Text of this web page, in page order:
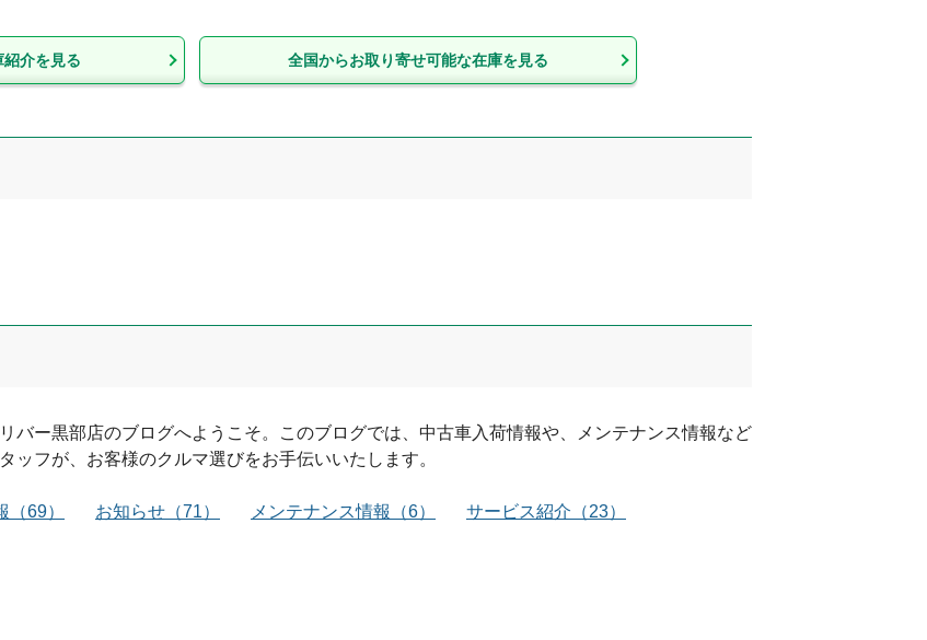
紹介を見る 全国からお取り寄せ可能な在庫を見る
バー黒部店のブログへようこそ。このブログでは、中古車入荷情報や、メンテナンス情報など
フが、お客様のクルマ選びをお手伝いいたします。
（69） お知らせ （71） メンテナンス情報 （6） サービス紹介 （23）